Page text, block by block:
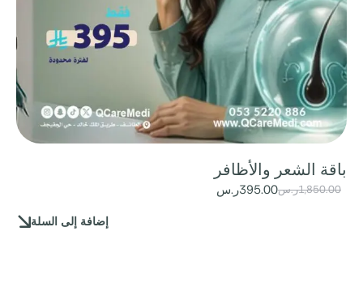
باقة الشعر والأظافر
1,850.00ر.س395.00ر.س
إضافة إلى السلة